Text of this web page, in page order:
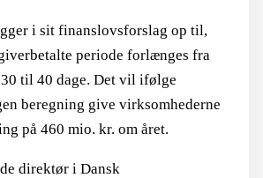
i sit finanslovsforslag op til,
periode forlænges fra
til 40 dage. Det vil ifølge
beregning give virksomhederne
på 460 mio. kr. om året.
direktør i Dansk